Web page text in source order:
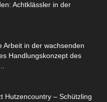
Achtklässler in der
Arbeit in der wachsenden
Handlungskonzept des
Hutzencountry – Schützling